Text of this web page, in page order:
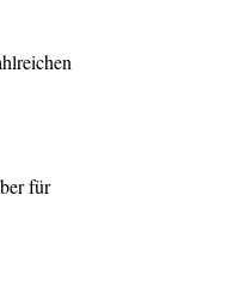
für